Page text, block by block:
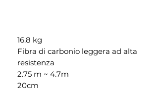
16.8 kg
Fibra di carbonio leggera ad alta
resistenza
2.75 m ~ 4.7m
20cm